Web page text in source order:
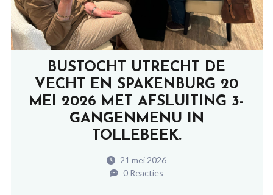
BUSTOCHT UTRECHT DE
VECHT EN SPAKENBURG 20
MEI 2026 MET AFSLUITING 3-
GANGENMENU IN
TOLLEBEEK.
21 mei 2026
0 Reacties